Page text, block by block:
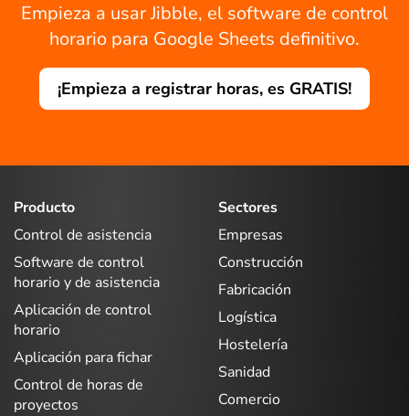
Empieza a usar Jibble, el software de control
horario para Google Sheets definitivo.
¡Empieza a registrar horas, es GRATIS!
Producto
Control de asistencia
Software de control
horario y de asistencia
Aplicación de control
horario
Aplicación para fichar
Control de horas de
proyectos
Sectores
Empresas
Construcción
Fabricación
Logística
Hostelería
Sanidad
Comercio